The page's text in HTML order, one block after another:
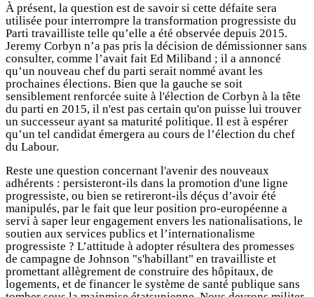
À présent, la question est de savoir si cette défaite sera
utilisée pour interrompre la transformation progressiste du
Parti travailliste telle qu’elle a été observée depuis 2015.
Jeremy Corbyn n’a pas pris la décision de démissionner sans
consulter, comme l’avait fait Ed Miliband ; il a annoncé
qu’un nouveau chef du parti serait nommé avant les
prochaines élections. Bien que la gauche se soit
sensiblement renforcée suite à l'élection de Corbyn à la tête
du parti en 2015, il n'est pas certain qu'on puisse lui trouver
un successeur ayant sa maturité politique. Il est à espérer
qu’un tel candidat émergera au cours de l’élection du chef
du Labour.
Reste une question concernant l'avenir des nouveaux
adhérents : persisteront-ils dans la promotion d'une ligne
progressiste, ou bien se retireront-ils déçus d’avoir été
manipulés, par le fait que leur position pro-européenne a
servi à saper leur engagement envers les nationalisations, le
soutien aux services publics et l’internationalisme
progressiste ? L’attitude à adopter résultera des promesses
de campagne de Johnson "s'habillant" en travailliste et
promettant allègrement de construire des hôpitaux, de
logements, et de financer le système de santé publique sans